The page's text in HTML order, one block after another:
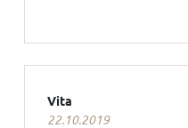
Vita
22.10.2019